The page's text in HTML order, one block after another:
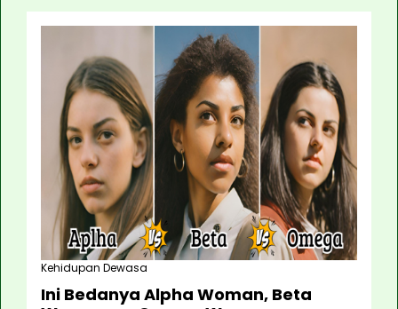
Kehidupan Dewasa
Ini Bedanya Alpha Woman, Beta